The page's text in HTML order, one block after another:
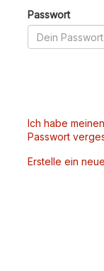
Passwort
Ich habe
Passwort
Erstelle ein